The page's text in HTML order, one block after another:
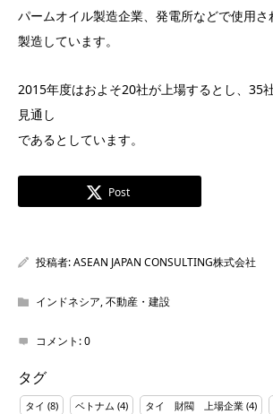
パームオイル製造企業、発電所などで使用さ
製造しています。
2015年度はおよそ20社が上場するとし、35
見通し
であるとしています。
Post
投稿者:ASEAN JAPAN CONSULTING株式会社
インドネシア,不動産・建設
コメント:0
タグ
タイ (8) ベトナム (4) タイ 財閥 上場企業 (4)